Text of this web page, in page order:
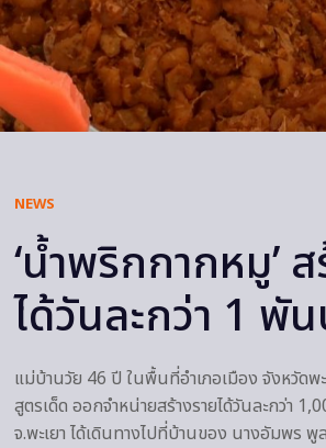
NEWS
‘น้ำพริกกากหมู’
ได้วันละกว่า 1 พั
แม่บ้านวัย 46 ปี ในพื้นที่อำเภอเมือง จังหวัดพ
สูตรเด็ด ออกจำหน่ายสร้างรายได้วันละกว่า
จ.พะเยา ได้เดินทางไปที่บ้านของ นางอัมพร